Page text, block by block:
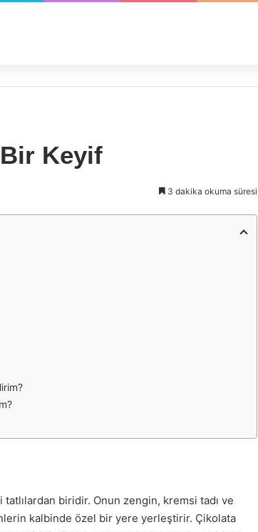
Bir Keyif
3 dakika okuma süresi
biridir. Onun zengin, kremsi tadı ve
kalbinde özel bir yere yerleştirir. Çikolata